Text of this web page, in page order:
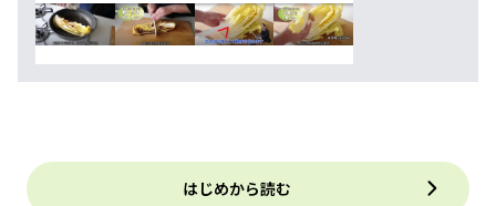
はじめから読む